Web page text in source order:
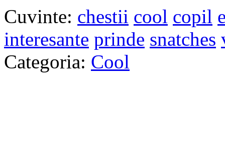
Cuvinte: chestii cool copil
interesante prinde snatches
Categoria: Cool